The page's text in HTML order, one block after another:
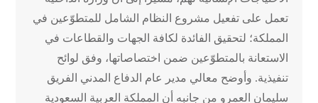
تعمل على تفعيل مشروع النظام الشامل للمتطوّعين في
المملكة؛ لتحقيق الفائدة لكافة الجهات والقطاعات في
الاستعانة بالمتطوّعين ضمن اختصاصاتها، وفق لوائح
تنفيذية. وأوضح معالي مدير عام الدفاع المدني الفريق
سليمان العمرو من جانبه أن المملكة العربية السعودية